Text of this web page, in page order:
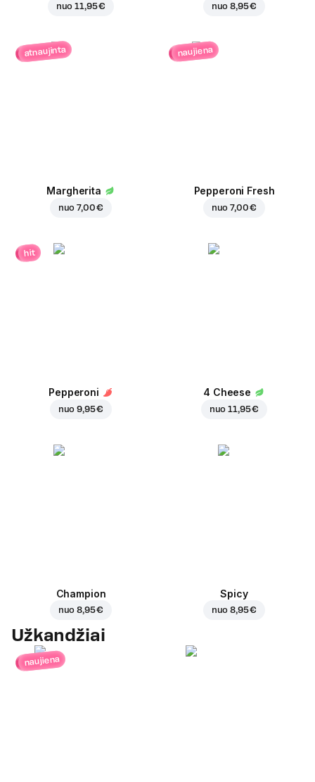
nuo11,95 € nuo8,95 €
atnaujinta
Margherita
nuo7,00 €
naujiena
Pepperoni Fresh
nuo7,00 €
hit
Pepperoni
nuo9,95 €
4 Cheese
nuo11,95 €
Champion
nuo8,95 €
Spicy
nuo8,95 €
Užkandžiai
naujiena